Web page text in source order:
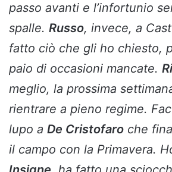
passo avanti e l’infortunio
spalle. Russo, invece, a
fatto ciò che gli ho chiesto,
paio di occasioni mancate.
meglio, la prossima
rientrare a pieno regime.
lupo a De Cristofaro che
il campo con la Primavera.